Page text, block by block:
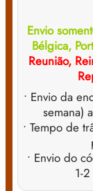
Envio
Bélgica,
Reunião,
• Envio da
semana)
• Tempo de
• Envio do
1-